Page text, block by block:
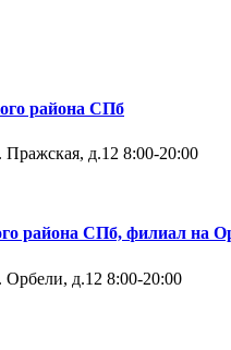
района СПб
Пражская, д.12 8:00-20:00
района СПб, филиал на
Орбели, д.12 8:00-20:00